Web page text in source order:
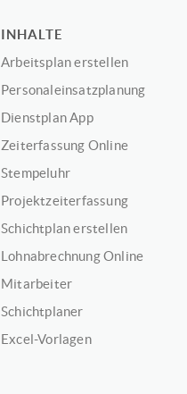
INHALTE
Arbeitsplan erstellen
Personaleinsatzplanung
Dienstplan App
Zeiterfassung Online
Stempeluhr
Projektzeiterfassung
Schichtplan erstellen
Lohnabrechnung Online
Mitarbeiter
Schichtplaner
Excel-Vorlagen